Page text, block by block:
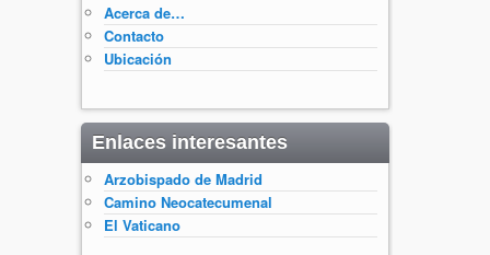
Acerca de…
Contacto
Ubicación
Enlaces interesantes
Arzobispado de Madrid
Camino Neocatecumenal
El Vaticano